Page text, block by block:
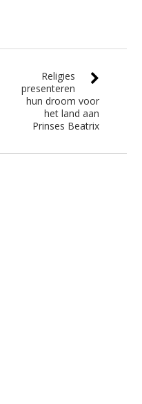
Religies
presenteren
hun droom voor
het land aan
Prinses Beatrix